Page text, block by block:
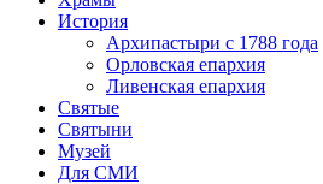
История
Архипастыри с 1788 года
Орловская епархия
Ливенская епархия
Святые
Святыни
Музей
Для СМИ